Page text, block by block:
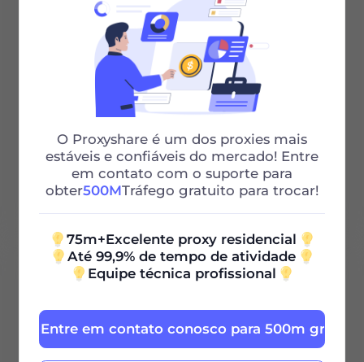
$750 / 30Dias
Período de
validade
Encomende agora
3000G
$0.67 /GB
O Proxyshare é um dos proxies mais
estáveis ​​e confiáveis ​​do mercado! Entre
em contato com o suporte para
obter500MTráfego gratuito para trocar!
75m+Excelente proxy residencial
Até 99,9% de tempo de atividade
Equipe técnica profissional
Entre em contato conosco para 500m grátis